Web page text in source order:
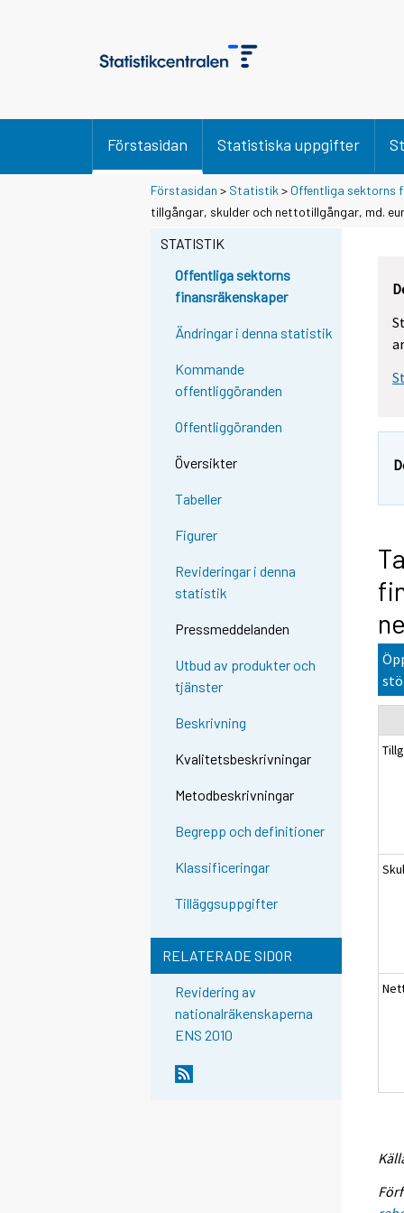
Förstasidan Statistiska uppgifter
Förstasidan > Statistik > Offentliga sektorns
tillgångar, skulder och nettotillgångar, md.
STATISTIK
Offentliga sektorns
finansräkenskaper
Ändringar i denna statistik
Kommande
offentliggöranden
Offentliggöranden
Översikter
Tabeller
Figurer
Revideringar i denna
statistik
Pressmeddelanden
Utbud av produkter och
tjänster
Beskrivning
Kvalitetsbeskrivningar
Metodbeskrivningar
Begrepp och definitioner
Klassificeringar
Tilläggsuppgifter
RELATERADE SIDOR
Revidering av
nationalräkenskaperna
ENS 2010